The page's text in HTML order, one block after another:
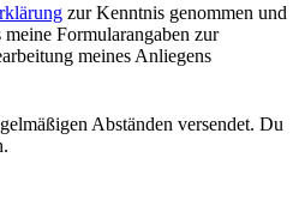
zur Kenntnis genommen und
Formularangaben zur
meines Anliegens
Abständen versendet. Du